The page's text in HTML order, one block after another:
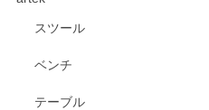
スツール
ベンチ
テーブル